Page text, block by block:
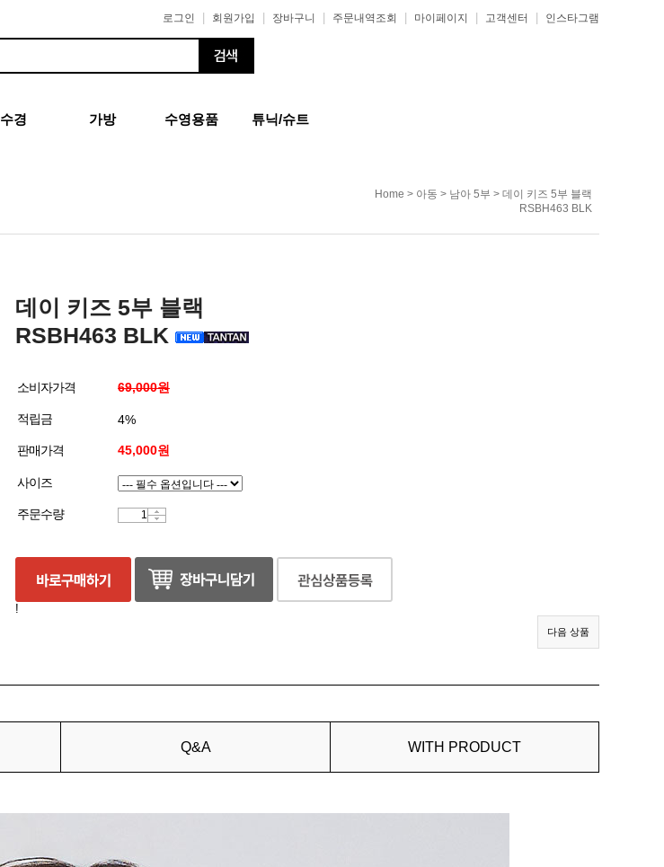
로그인 회원가입 장바구니 주문내역조회 마이페이지 고객센터 인스타그램
수경 가방 수영용품 튜닉/슈트
Home > 아동 > 남아 5부 > 데이 키즈 5부 블랙
RSBH463 BLK
데이 키즈 5부 블랙
RSBH463 BLK
소비자가격 69,000원
적립금 4%
판매가격 45,000원
사이즈
주문수량
!
다음 상품
Q&A WITH PRODUCT